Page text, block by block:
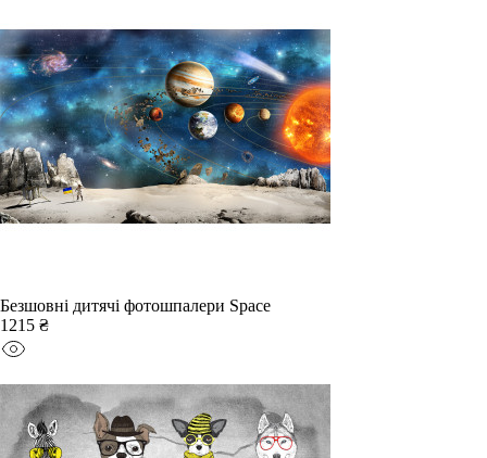
Безшовні дитячі фотошпалери Space
1215 ₴